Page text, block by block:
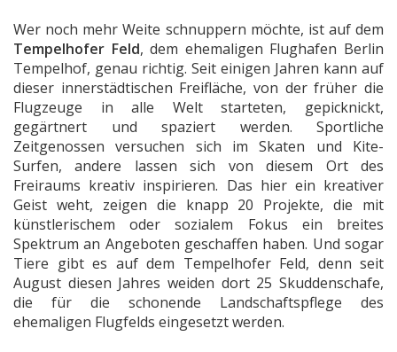
Wer noch mehr Weite schnuppern möchte, ist auf dem
Tempelhofer Feld, dem ehemaligen Flughafen Berlin
Tempelhof, genau richtig. Seit einigen Jahren kann auf
dieser innerstädtischen Freifläche, von der früher die
Flugzeuge in alle Welt starteten, gepicknickt,
gegärtnert und spaziert werden. Sportliche
Zeitgenossen versuchen sich im Skaten und Kite-
Surfen, andere lassen sich von diesem Ort des
Freiraums kreativ inspirieren. Das hier ein kreativer
Geist weht, zeigen die knapp 20 Projekte, die mit
künstlerischem oder sozialem Fokus ein breites
Spektrum an Angeboten geschaffen haben. Und sogar
Tiere gibt es auf dem Tempelhofer Feld, denn seit
August diesen Jahres weiden dort 25 Skuddenschafe,
die für die schonende Landschaftspflege des
ehemaligen Flugfelds eingesetzt werden.